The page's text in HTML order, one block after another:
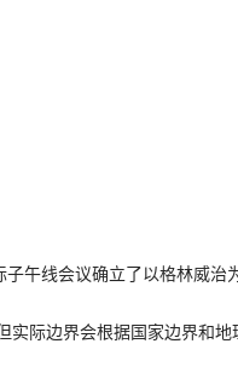
午线会议确立了以格林威治
际边界会根据国家边界和地